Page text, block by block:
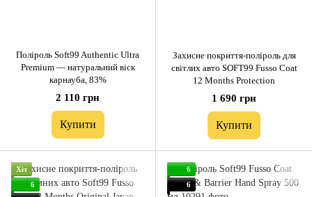
Поліроль Soft99 Authentic Ultra
Premium — натуральний віск
карнауба, 83%
2 110 грн
Купити
Захисне покриття-поліроль для
світлих авто SOFT99 Fusso Coat
12 Months Protection
1 690 грн
Купити
Хіт
6
6
6